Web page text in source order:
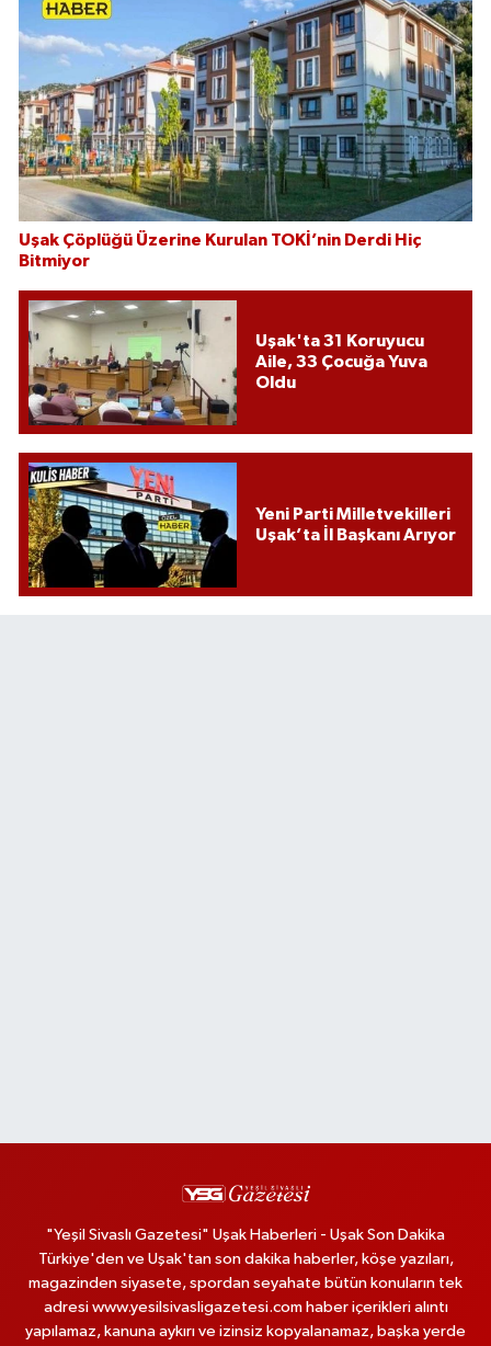
Uşak Çöplüğü Üzerine Kurulan TOKİ’nin Derdi Hiç
Bitmiyor
Uşak'ta 31 Koruyucu
Aile, 33 Çocuğa Yuva
Oldu
Yeni Parti Milletvekilleri
Uşak’ta İl Başkanı Arıyor
"Yeşil Sivaslı Gazetesi" Uşak Haberleri - Uşak Son Dakika
Türkiye'den ve Uşak'tan son dakika haberler, köşe yazıları,
magazinden siyasete, spordan seyahate bütün konuların tek
adresi www.yesilsivasligazetesi.com haber içerikleri alıntı
yapılamaz, kanuna aykırı ve izinsiz kopyalanamaz, başka yerde